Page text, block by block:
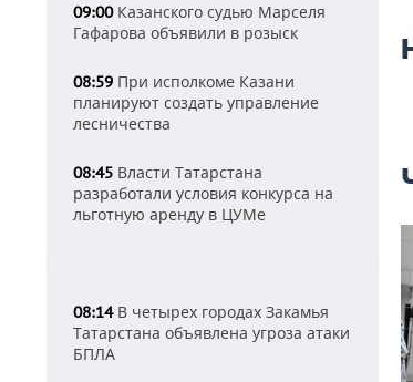
09:00Казанского судью Марселя
Гафарова объявили в розыск
08:59 При исполкоме Казани
планируют создать управление
лесничества
08:45 Власти Татарстана
разработали условия конкурса на
льготную аренду в ЦУМе
08:14В четырех городах Закамья
Татарстана объявлена угроза атаки
БПЛА